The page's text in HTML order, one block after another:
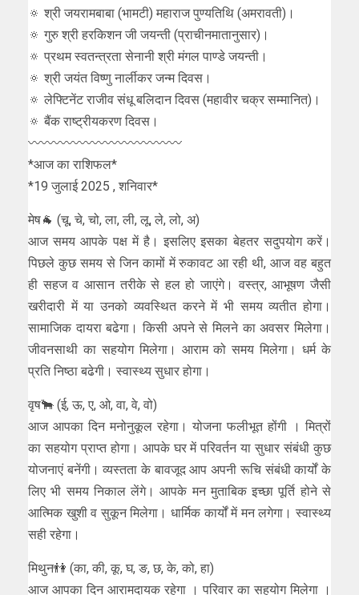
🔅 श्री जयरामबाबा (भामटी) महाराज पुण्यतिथि (अमरावती)।
🔅 गुरु श्री हरकिशन जी जयन्ती (प्राचीनमातानुसार)।
🔅 प्रथम स्वतन्त्रता सेनानी श्री मंगल पाण्डे जयन्ती।
🔅 श्री जयंत विष्‍णु नार्लीकर जन्म दिवस।
🔅 लेफ्टिनेंट राजीव संधू बलिदान दिवस (महावीर चक्र सम्मानित)।
🔅 बैंक राष्ट्रीयकरण दिवस।
〰〰〰〰〰〰〰〰〰〰〰〰
*आज का राशिफल*
*19 जुलाई 2025 , शनिवार*
मेष🐐 (चू, चे, चो, ला, ली, लू, ले, लो, अ)
आज समय आपके पक्ष में है। इसलिए इसका बेहतर सदुपयोग करें।
पिछले कुछ समय से जिन कामों में रुकावट आ रही थी, आज वह बहुत
ही सहज व आसान तरीके से हल हो जाएंगे। वस्त्र, आभूषण जैसी
खरीदारी में या उनको व्यवस्थित करने में भी समय व्यतीत होगा।
सामाजिक दायरा बढेगा। किसी अपने से मिलने का अवसर मिलेगा।
जीवनसाथी का सहयोग मिलेगा। आराम को समय मिलेगा। धर्म के
प्रति निष्ठा बढेगी। स्वास्थ्य सुधार होगा।
वृष🐂 (ई, ऊ, ए, ओ, वा, वे, वो)
आज आपका दिन मनोनुकूल रहेगा। योजना फलीभूत होंगी । मित्रों
का सहयोग प्राप्त होगा। आपके घर में परिवर्तन या सुधार संबंधी कुछ
योजनाएं बनेंगी। व्यस्तता के बावजूद आप अपनी रूचि संबंधी कार्यों के
लिए भी समय निकाल लेंगे। आपके मन मुताबिक इच्छा पूर्ति होने से
आत्मिक खुशी व सुकून मिलेगा। धार्मिक कार्यों में मन लगेगा। स्वास्थ्य
सही रहेगा।
मिथुन👫 (का, की, कू, घ, ङ, छ, के, को, हा)
आज आपका दिन आरामदायक रहेगा । परिवार का सहयोग मिलेगा ।